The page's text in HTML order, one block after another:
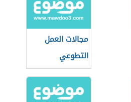
مجالات العمل
التطوعي